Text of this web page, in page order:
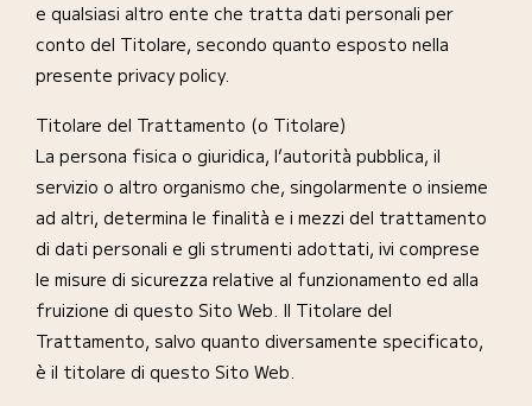
e qualsiasi altro ente che tratta dati personali per
conto del Titolare, secondo quanto esposto nella
presente privacy policy.
Titolare del Trattamento (o Titolare)
La persona fisica o giuridica, l’autorità pubblica, il
servizio o altro organismo che, singolarmente o insieme
ad altri, determina le finalità e i mezzi del trattamento
di dati personali e gli strumenti adottati, ivi comprese
le misure di sicurezza relative al funzionamento ed alla
fruizione di questo Sito Web. Il Titolare del
Trattamento, salvo quanto diversamente specificato,
è il titolare di questo Sito Web.